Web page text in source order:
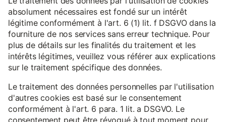
absolument nécessaires est fondé sur un intérêt
légitime conformément à l'art. 6 (1) lit. f DSGVO dans la
fourniture de nos services sans erreur technique. Pour
plus de détails sur les finalités du traitement et les
intérêts légitimes, veuillez vous référer aux explications
sur le traitement spécifique des données.
Le traitement des données personnelles par l'utilisation
d'autres cookies est basé sur le consentement
conformément à l'art. 6 para. 1 lit. a DSGVO. Le
consentement peut être révoqué à tout moment pour